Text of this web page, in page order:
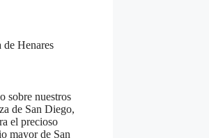
sobre nuestros
de San Diego,
el precioso
mayor de San